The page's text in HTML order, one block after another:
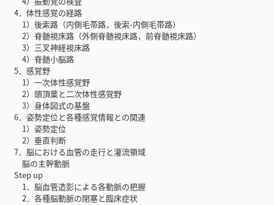
4．体性感覚の経路
1）後索路（内側毛帯路，後索-内側毛帯路）
2）脊髄視床路（外側脊髄視床路，前脊髄視床路）
3）三叉神経視床路
4）脊髄小脳路
5．感覚野
1）一次体性感覚野
2）頭頂葉と二次体性感覚野
3）身体図式の基盤
6．姿勢定位と各種感覚情報との関連
1）姿勢定位
2）垂直判断
7．脳における血管の走行と灌流領域
脳の主幹動脈
Step up
1．脳血管造影による各動脈の把握
2．各種脳動脈の閉塞と臨床症状